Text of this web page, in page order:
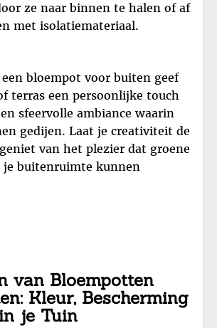
ze naar binnen te halen of af
met isolatiemateriaal.
bloempot voor buiten geef
terras een persoonlijke touch
sfeervolle ambiance waarin
gedijen. Laat je creativiteit de
van het plezier dat groene
je buitenruimte kunnen
van Bloempotten
Kleur, Bescherming
je Tuin